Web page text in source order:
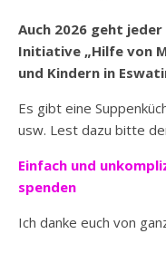
Auch 2026 geht
Initiative „Hilfe von
und Kindern in
Es gibt eine
usw. Lest dazu bitte
Einfach und
spenden
Ich danke euch von